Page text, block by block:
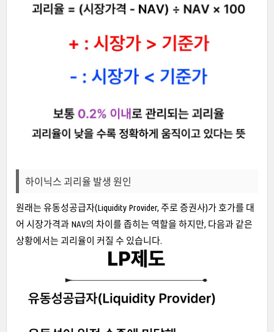
하이닉스 괴리율 발생 원인
원래는 유동성공급자(Liquidity Provider, 주로 증권사)가 호가를 대
어 시장가격과 NAV의 차이를 좁히는 역할을 하지만, 다음과 같은
상황에서는 괴리율이 커질 수 있습니다.